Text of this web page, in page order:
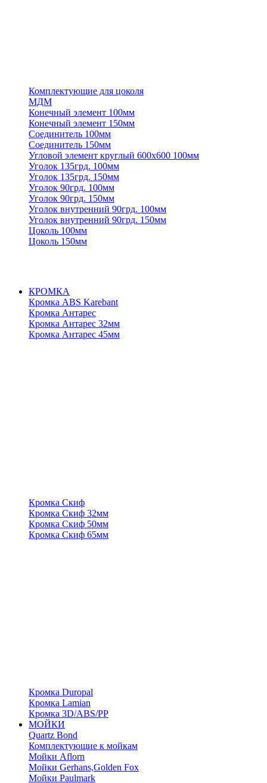
Комплектующие для цоколя
МДМ
Конечный элемент 100мм
Конечный элемент 150мм
Соединитель 100мм
Соединитель 150мм
Угловой элемент круглый 600х600 100мм
Уголок 135грд. 100мм
Уголок 135грд. 150мм
Уголок 90грд. 100мм
Уголок 90грд. 150мм
Уголок внутренний 90грд. 100мм
Уголок внутренний 90грд. 150мм
Цоколь 100мм
Цоколь 150мм
КРОМКА
Кромка ABS Karebant
Кромка Антарес
Кромка Антарес 32мм
Кромка Антарес 45мм
Кромка Скиф
Кромка Скиф 32мм
Кромка Скиф 50мм
Кромка Скиф 65мм
Кромка Duropal
Кромка Lamian
Кромка 3D/ABS/PP
МОЙКИ
Quartz Bond
Комплектующие к мойкам
Мойки Aflorn
Мойки Gerhans,Golden Fox
Мойки Paulmark